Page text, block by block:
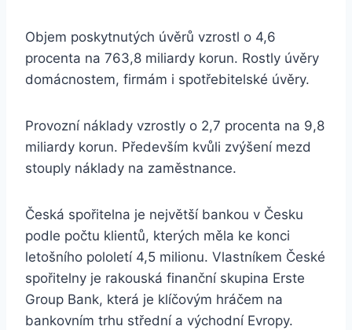
Objem poskytnutých úvěrů vzrostl o 4,6
procenta na 763,8 miliardy korun. Rostly úvěry
domácnostem, firmám i spotřebitelské úvěry.
Provozní náklady vzrostly o 2,7 procenta na 9,8
miliardy korun. Především kvůli zvýšení mezd
stouply náklady na zaměstnance.
Česká spořitelna je největší bankou v Česku
podle počtu klientů, kterých měla ke konci
letošního pololetí 4,5 milionu. Vlastníkem České
spořitelny je rakouská finanční skupina Erste
Group Bank, která je klíčovým hráčem na
bankovním trhu střední a východní Evropy.